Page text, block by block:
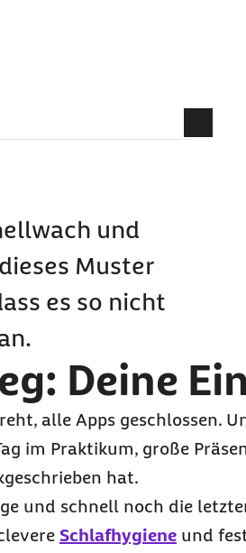
und
Muster
es so nicht
Deine
alle Apps geschlossen.
im Praktikum, große
hat.
und schnell noch die
Schlafhygiene und